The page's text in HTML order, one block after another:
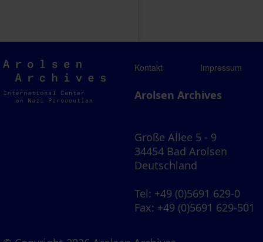
Arolsen
Archives
Kontakt Impressum
Arolsen Archives
Große Allee 5 - 9
34454 Bad Arolsen
Deutschland
Tel: +49 (0)5691 629-0
Fax: +49 (0)5691 629-501